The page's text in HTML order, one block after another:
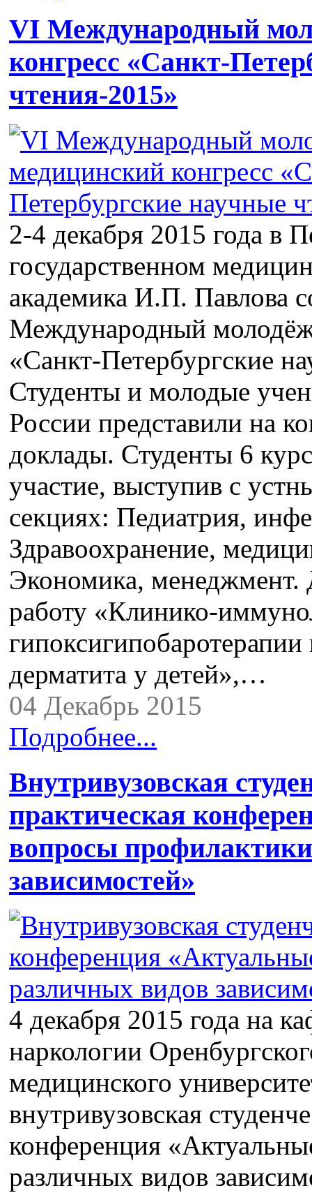
VI Международный
конгресс «Санкт-
чтения-2015»
2-4 декабря 2015 года в
государственном
академика И.П. Павлова
Международный
«Санкт-Петербургские
Студенты и молодые
России представили на
доклады. Студенты 6
участие, выступив с
секциях: Педиатрия,
Здравоохранение,
Экономика, менеджмент.
работу «Клинико-
дерматита у детей»,…
04 Декабрь 2015
Подробнее...
Внутривузовская
практическая
вопросы
зависимостей»
4 декабря 2015 года на
наркологии
медицинского
внутривузовская
конференция
различных видов